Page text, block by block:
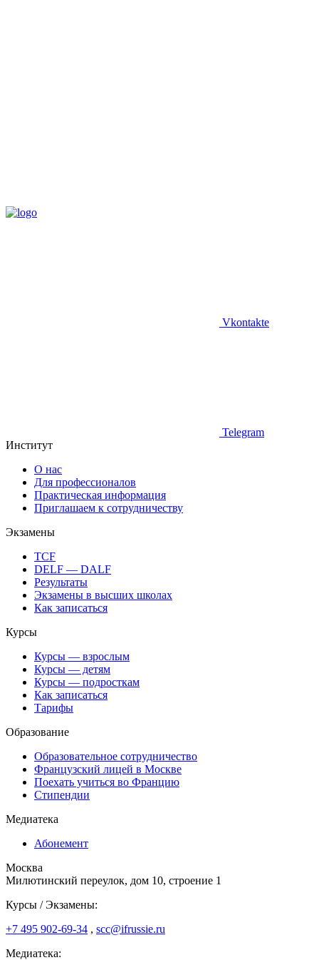
Vkontakte
Telegram
Институт
О нас
Для профессионалов
Практическая информация
Приглашаем к сотрудничеству
Экзамены
TCF
DELF — DALF
Результаты
Экзамены в высших школах
Как записаться
Курсы
Курсы — взрослым
Курсы — детям
Курсы — подросткам
Как записаться
Тарифы
Образование
Образовательное сотрудничество
Французский лицей в Москве
Поехать учиться во Францию
Стипендии
Медиатека
Абонемент
Москва
Милютинский переулок, дом 10, строение 1
Курсы / Экзамены:
+7 495 902-69-34 , scc@ifrussie.ru
Медиатека: